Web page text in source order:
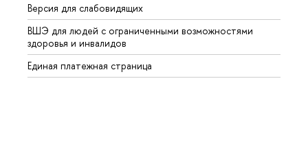
Версия для слабовидящих
ВШЭ для людей с ограниченными возможностями
здоровья и инвалидов
Единая платежная страница